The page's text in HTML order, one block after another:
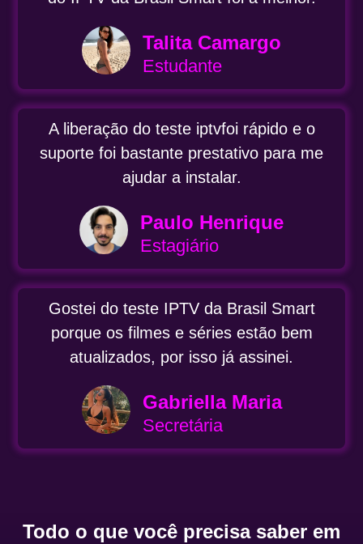
Talita Camargo
Estudante
A liberação do teste iptvfoi rápido e o
suporte foi bastante prestativo para me
ajudar a instalar.
Paulo Henrique
Estagiário
Gostei do teste IPTV da Brasil Smart
porque os filmes e séries estão bem
atualizados, por isso já assinei.
Gabriella Maria
Secretária
Todo o que você precisa saber em